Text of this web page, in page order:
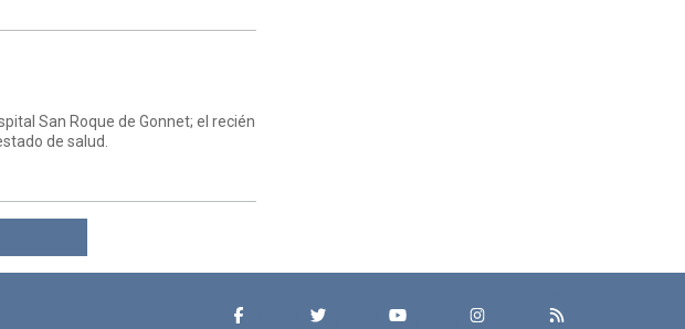
San Roque de Gonnet; el recién
de salud.